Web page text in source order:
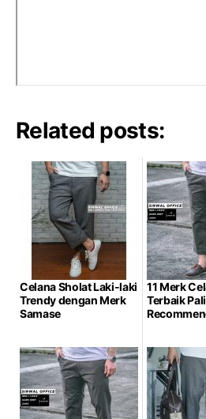
Related posts:
Celana Sholat Laki-laki
Trendy dengan Merk
Samase
11 Merk
Terbaik